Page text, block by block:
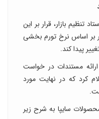
تنظیم بازار، قرار بر این
بر اساس نرخ تورم بخشی
پیدا کند.
مستندات در خواست
کرد که در نهایت مورد
سایپا به شرح زیر